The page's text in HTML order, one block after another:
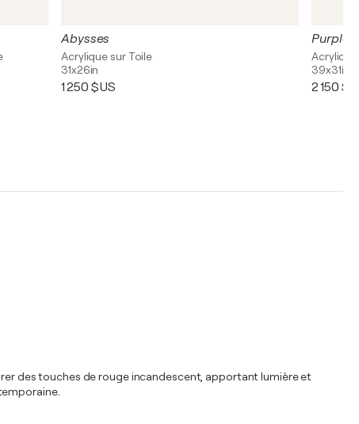
Abysses
Acrylique sur Toile
31x26in
1 250 $US
Purple
39x31in
2 150
des touches de rouge incandescent, apportant lumière et